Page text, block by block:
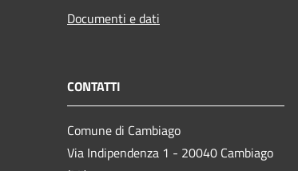
Documenti e dati
CONTATTI
Comune di Cambiago
Via Indipendenza 1 - 20040 Cambiago